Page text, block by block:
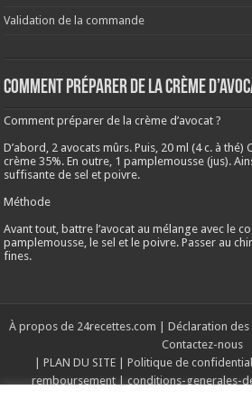
Validation de la commande
Comment préparer de la crème
Comment préparer de la crème d’avocat ?
D’abord, 2 avocats mûrs. Puis, 20 ml (4 c. à thé)
crème 35%. En outre, 1 pamplemousse (jus).
suffisante de sel et poivre.
Méthode
Avant tout, battre l’avocat au mélange avec le
pamplemousse, le sel et le poivre. Passer au
fines.
À propos de 24recettes.com | Déclaration
Contactez-nous
| PLAN DU SITE | Politique de
remboursement| conditions-generales-